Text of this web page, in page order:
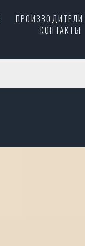
ПРОИЗВОДИТЕЛИ
КОНТАКТЫ